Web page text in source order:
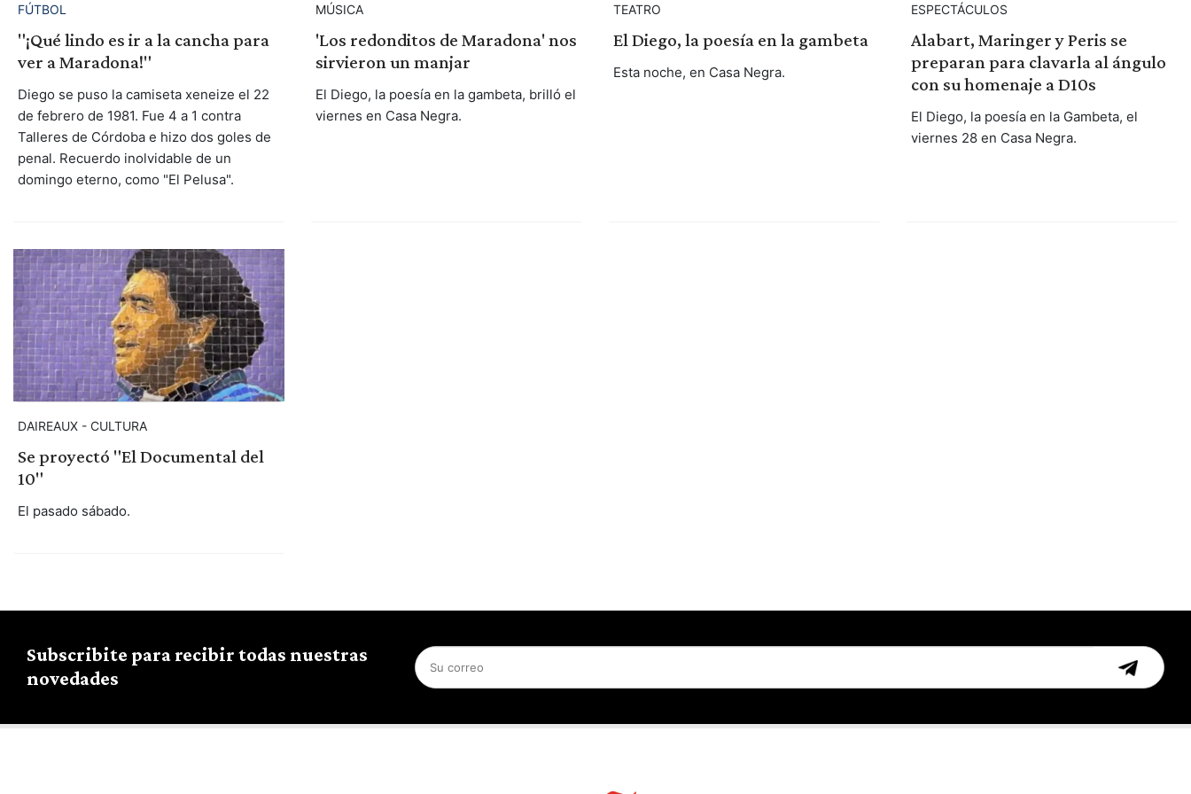
FÚTBOL
"¡Qué lindo es ir a la cancha para
ver a Maradona!"
Diego se puso la camiseta xeneize el 22
de febrero de 1981. Fue 4 a 1 contra
Talleres de Córdoba e hizo dos goles de
penal. Recuerdo inolvidable de un
domingo eterno, como "El Pelusa".
MÚSICA
'Los redonditos de Maradona' nos
sirvieron un manjar
El Diego, la poesía en la gambeta, brilló el
viernes en Casa Negra.
TEATRO
El Diego, la poesía en la gambeta
Esta noche, en Casa Negra.
ESPECTÁCULOS
Alabart, Maringer y Peris se
preparan para clavarla al ángulo
con su homenaje a D10s
El Diego, la poesía en la Gambeta, el
viernes 28 en Casa Negra.
DAIREAUX - CULTURA
Se proyectó "El Documental del
10"
El pasado sábado.
Subscribite para recibir todas nuestras
novedades